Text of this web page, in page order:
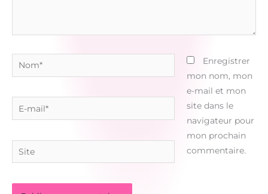
Nom*
E-
mail*
Site
Enregistrer
mon nom, mon
e-mail et mon
site dans le
navigateur pour
mon prochain
commentaire.